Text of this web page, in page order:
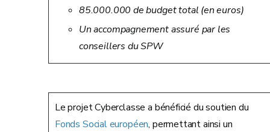
85.000.000 de budget total (en euros)
Un accompagnement assuré par les
conseillers du SPW
Le projet Cyberclasse a bénéficié du soutien du
Fonds Social européen, permettant ainsi un